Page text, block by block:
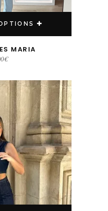
MARIA
€
Ce produit a plusieurs variations. Les options peuvent être choisies sur la page du produit